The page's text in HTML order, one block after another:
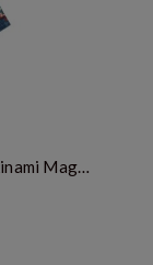
Konges Slojd - Kurtka jeansowa z cekinami Magot - AMARENA SEQUIN